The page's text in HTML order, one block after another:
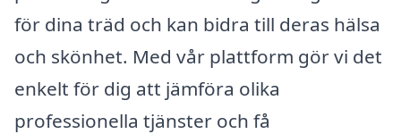
för dina träd och kan bidra till deras hälsa
och skönhet. Med vår plattform gör vi det
enkelt för dig att jämföra olika
professionella tjänster och få